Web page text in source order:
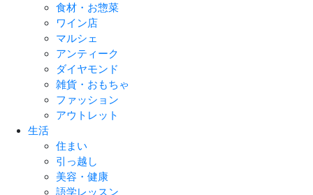
食材・お惣菜
ワイン店
マルシェ
アンティーク
ダイヤモンド
雑貨・おもちゃ
ファッション
アウトレット
生活
住まい
引っ越し
美容・健康
語学レッスン